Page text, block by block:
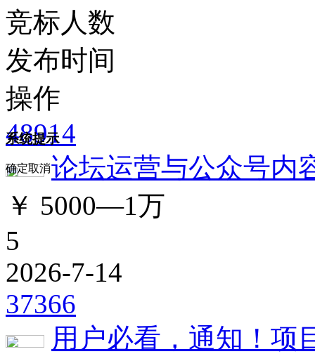
服务价格：￥300 - 1500
元
竞标人数
发布时间
操作
系统提示
确定取消
48914
论坛运营与公众号内
￥ 5000—1万
5
2026-7-14
37366
用户必看，通知！项